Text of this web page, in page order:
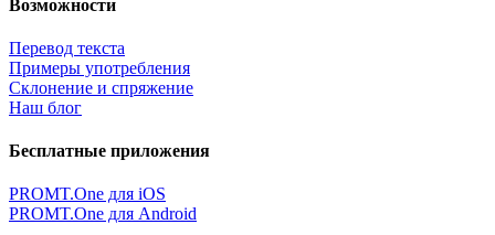
Возможности
Перевод текста
Примеры употребления
Склонение и спряжение
Наш блог
Бесплатные приложения
PROMT.One для iOS
PROMT.One для Android